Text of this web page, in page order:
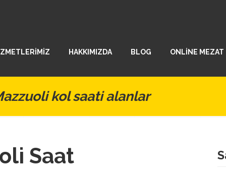
HAKKIMIZDA BLOG ONLİNE MEZAT
kol saati alanlar
Saat